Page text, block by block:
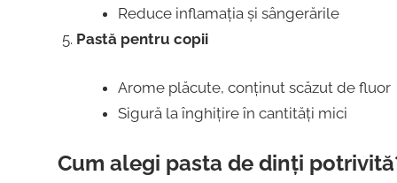
Reduce inflamația și sângerările
Pastă pentru copii
Arome plăcute, conținut scăzut de fluor
Sigură la înghițire în cantități mici
Cum alegi pasta de dinți